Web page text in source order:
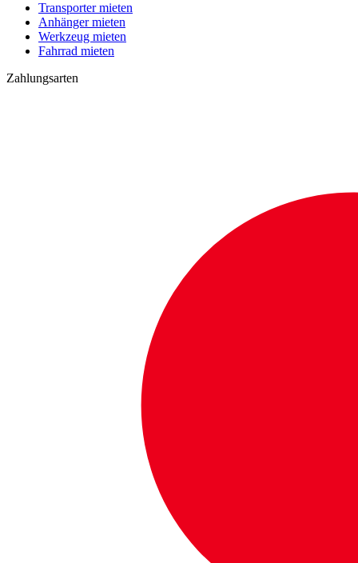
Transporter mieten
Anhänger mieten
Werkzeug mieten
Fahrrad mieten
Zahlungsarten